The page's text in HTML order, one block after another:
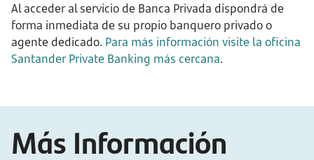
Al acceder al servicio de Banca Privada dispondrá de
forma inmediata de su propio banquero privado o
agente dedicado. Para más información visite la oficina
Santander Private Banking más cercana.
Más Información